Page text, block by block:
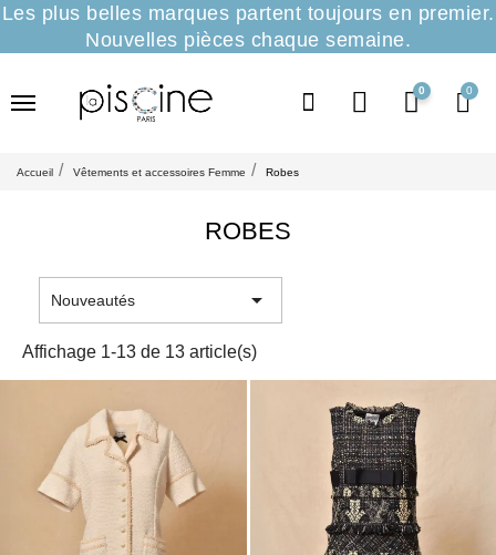
Les plus belles marques partent toujours en premier.
Nouvelles pièces chaque semaine.
0
Accueil Vêtements et accessoires Femme Robes
ROBES
Nouveautés 
Affichage 1-13 de 13 article(s)